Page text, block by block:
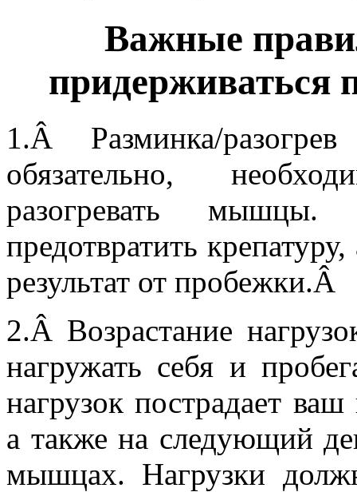
Важные
придерживаться
1.Â Разминка/
обязательно,
разогревать мышцы.
предотвратить
результат от пробежки.Â
2.Â Возрастание
нагружать себя и
нагрузок пострадает
а также на следующий
мышцах. Нагрузки